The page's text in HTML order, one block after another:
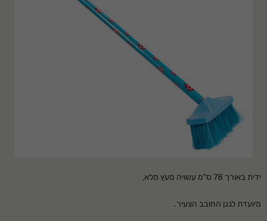
ידית באורך 78 ס"מ עשויה מעץ מלא,
מיועדת לגנן החובב הצעיר.